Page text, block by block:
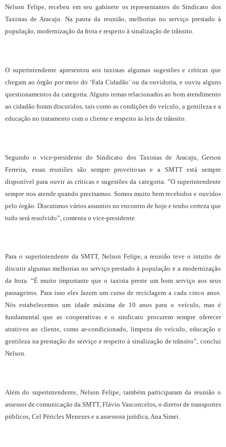
Nelson Felipe, recebeu em seu gabinete os representantes do Sindicato dos
Taxistas de Aracaju. Na pauta da reunião, melhorias no serviço prestado à
população, modernização da frota e respeito à sinalização de trânsito.
O superintendente apresentou aos taxistas algumas sugestões e críticas que
chegam ao órgão por meio do ‘Fala Cidadão’ ou da ouvidoria, e ouviu alguns
questionamentos da categoria. Alguns temas relacionados ao bom atendimento
ao cidadão foram discutidos, tais como as condições do veículo, a gentileza e a
educação no tratamento com o cliente e respeito às leis de trânsito.
Segundo o vice-presidente do Sindicato dos Taxistas de Aracaju, Gerson
Ferreira, essas reuniões são sempre proveitosas e a SMTT está sempre
disponível para ouvir as críticas e sugestões da categoria. ”O superintendente
sempre nos atende quando precisamos. Somos muito bem recebidos e ouvidos
pelo órgão. Discutimos vários assuntos no encontro de hoje e tenho certeza que
tudo será resolvido”, comenta o vice-presidente.
Para o superintendente da SMTT, Nelson Felipe, a reunião teve o intuito de
discutir algumas melhorias no serviço prestado à população e a modernização
da frota. “É muito importante que o taxista preste um bom serviço aos seus
passageiros. Para isso eles fazem um curso de reciclagem a cada cinco anos.
Nós estabelecemos um idade máxima de 10 anos para o veículo, mas é
fundamental que as cooperativas e o sindicato procurem sempre oferecer
atrativos ao cliente, como ar-condicionado, limpeza do veículo, educação e
gentileza na prestação do serviço e respeito à sinalização de trânsito”, conclui
Nelson.
Além do superintendente, Nelson Felipe, também participaram da reunião o
assessor de comunicação da SMTT, Flávio Vasconcelos, o diretor de transportes
públicos, Cel Péricles Menezes e a assessora jurídica, Ana Simei.